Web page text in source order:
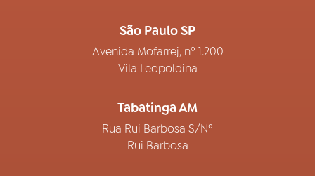
São Paulo SP
Avenida Mofarrej, nº 1.200
Vila Leopoldina
Tabatinga AM
Rua Rui Barbosa S/Nº
Rui Barbosa